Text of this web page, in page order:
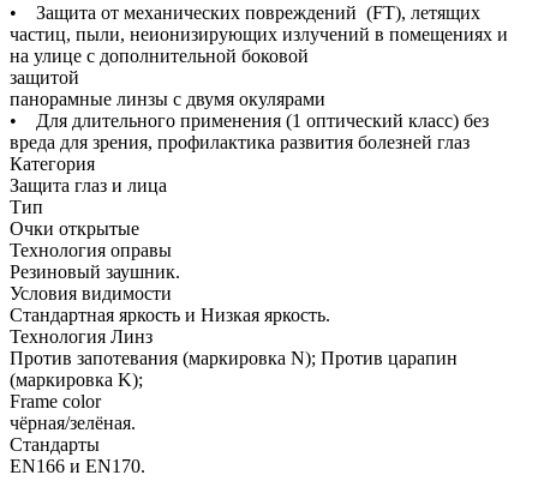
• Защита от механических повреждений (FT), летящих
частиц, пыли, неионизирующих излучений в помещениях и
на улице с дополнительной боковой
защитой
панорамные линзы c двумя окулярами
• Для длительного применения (1 оптический класс) без
вреда для зрения, профилактика развития болезней глаз
Категория
Защита глаз и лица
Тип
Очки открытые
Технология оправы
Резиновый заушник.
Условия видимости
Стандартная яркость и Низкая яркость.
Технология Линз
Против запотевания (маркировка N); Против царапин
(маркировка K);
Frame color
чёрная/зелёная.
Стандарты
EN166 и EN170.